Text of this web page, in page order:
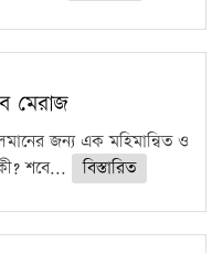
মেরাজ
জন্য এক মহিমান্বিত ও
শবে...
বিস্তারিত